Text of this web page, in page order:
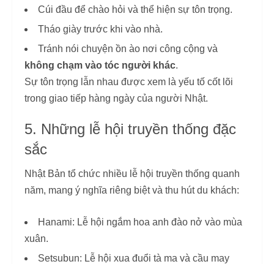
Cúi đầu để chào hỏi và thể hiện sự tôn trọng.
Tháo giày trước khi vào nhà.
Tránh nói chuyện ồn ào nơi công cộng và
không chạm vào tóc người khác.
Sự tôn trọng lẫn nhau được xem là yếu tố cốt lõi
trong giao tiếp hàng ngày của người Nhật.
5. Những lễ hội truyền thống đặc
sắc
Nhật Bản tổ chức nhiều lễ hội truyền thống quanh
năm, mang ý nghĩa riêng biệt và thu hút du khách:
Hanami: Lễ hội ngắm hoa anh đào nở vào mùa
xuân.
Setsubun: Lễ hội xua đuổi tà ma và cầu may